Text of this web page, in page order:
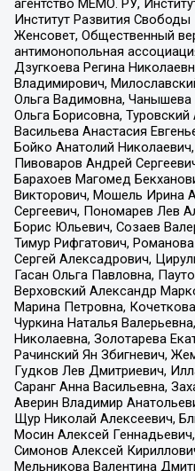
агентство МЕМО. РУ,
Институт Развития
Женсовет, Общественный
антимонопольная
Дзугкоева Регина
Владимирович,
Ольга Вадимовна,
Ольга Борисовна,
Васильева Анастасия
Бойко Анатолий
Пивоваров Андрей
Барахоев Магомед
Викторович, Мошель Ирина
Сергеевич, Пономарев Лев
Борис Юльевич, Созаев
Тимур Рифгатович,
Сергей Алексадрович,
Гасан Ольга Павловна,
Верховский Александр
Марина Петровна,
Чуркина Наталья
Николаевна, Золотарева
Рачинский Ян Збигневич,
Гудков Лев Дмитриевич,
Саранг Анна Васильевна,
Аверин Владимир
Щур Николай Алексеевич,
Мосин Алексей
Симонов Алексей
Мельникова Валентина